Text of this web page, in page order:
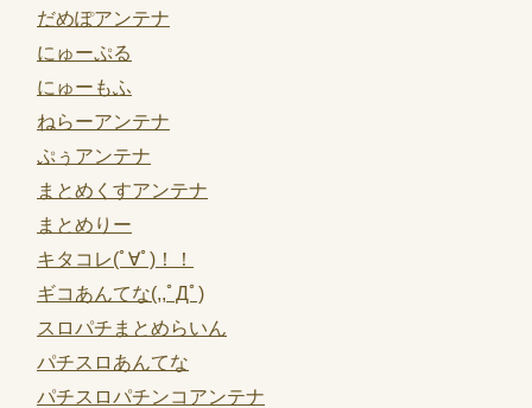
だめぽアンテナ
にゅーぷる
にゅーもふ
ねらーアンテナ
ぷぅアンテナ
まとめくすアンテナ
まとめりー
キタコレ(ﾟ∀ﾟ)！！
ギコあんてな(,,ﾟДﾟ)
スロパチまとめらいん
パチスロあんてな
パチスロパチンコアンテナ